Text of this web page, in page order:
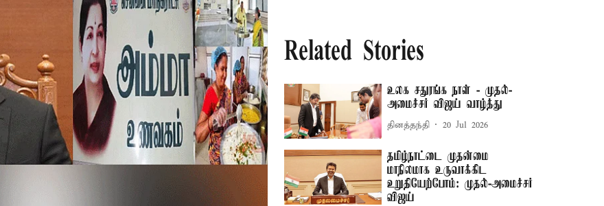
Related Stories
உலக சதுரங்க நாள் - முதல்-
அமைச்சர் விஜய் வாழ்த்து
தினத்தந்தி 20 Jul 2026
தமிழ்நாட்டை முதன்மை
மாநிலமாக உருவாக்கிட
உறுதியேற்போம்: முதல்-அமைச்சர்
விஜய்